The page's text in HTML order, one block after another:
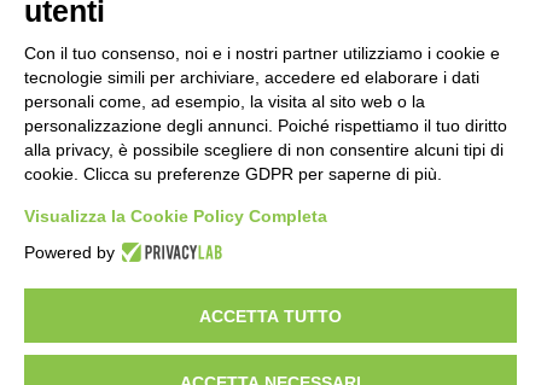
Indirizzo:Via Gaetano Donizetti 30, Collegno
Centralino:0114053925 Email: toic8cg002@istruzione.it
Posta elettronica certificata (PEC):toic8cg002@pec.istruzione.it
Codice fiscale: 95641450010
Codice Indice delle Pubbliche Amministrazioni (IPA): D0ZZDV0V
Codice unico di fatturazione (CUF): FJDH3Z
Copyright 2023 © ISTITUTO COMPRENSIVO "GUGLIELMO MARCONI" |
PEC: TOIC8CG002@pec.istruzione.it
utenti
Con il tuo consenso, noi e i nostri partner utilizziamo i cookie e
tecnologie simili per archiviare, accedere ed elaborare i dati
personali come, ad esempio, la visita al sito web o la
personalizzazione degli annunci. Poiché rispettiamo il tuo diritto
alla privacy, è possibile scegliere di non consentire alcuni tipi di
cookie. Clicca su preferenze GDPR per saperne di più.
Visualizza la Cookie Policy Completa
Powered by
ACCETTA TUTTO